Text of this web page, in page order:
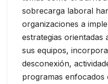
sobrecarga laboral
organizaciones a
estrategias orientadas
sus equipos,
desconexión,
programas